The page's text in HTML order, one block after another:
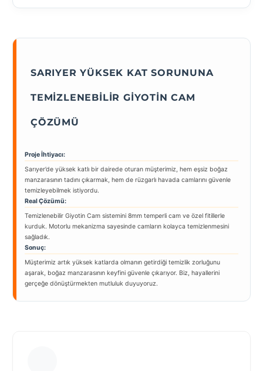
SARIYER YÜKSEK KAT SORUNUNA
TEMIZLENEBILIR GIYOTIN CAM
ÇÖZÜMÜ
Proje İhtiyacı:
Sarıyer’de yüksek katlı bir dairede oturan müşterimiz, hem eşsiz boğaz
manzarasının tadını çıkarmak, hem de rüzgarlı havada camlarını güvenle
temizleyebilmek istiyordu.
Real Çözümü:
Temizlenebilir Giyotin Cam sistemini 8mm temperli cam ve özel fitillerle
kurduk. Motorlu mekanizma sayesinde camların kolayca temizlenmesini
sağladık.
Sonuç:
Müşterimiz artık yüksek katlarda olmanın getirdiği temizlik zorluğunu
aşarak, boğaz manzarasının keyfini güvenle çıkarıyor. Biz, hayallerini
gerçeğe dönüştürmekten mutluluk duyuyoruz.